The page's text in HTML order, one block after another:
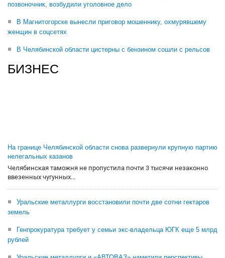
позвоночник, возбудили уголовное дело
В Магнитогорске вынесли приговор мошеннику, охмурявшему
женщин в соцсетях
В Челябинской области цистерны с бензином сошли с рельсов
БИЗНЕС
На границе Челябинской области снова развернули крупную партию
нелегальных казанов
Челябинская таможня не пропустила почти 3 тысячи незаконно
ввезенных чугунных...
Уральские металлурги восстановили почти две сотни гектаров
земель
Генпрокуратура требует у семьи экс-владельца ЮГК еще 5 млрд
рублей